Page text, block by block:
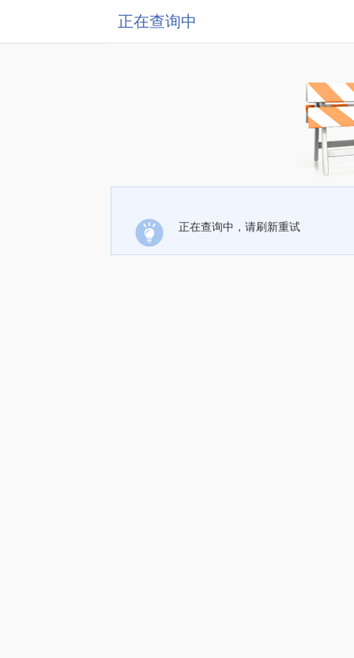
正在查询中
正在查询中，请刷新重试